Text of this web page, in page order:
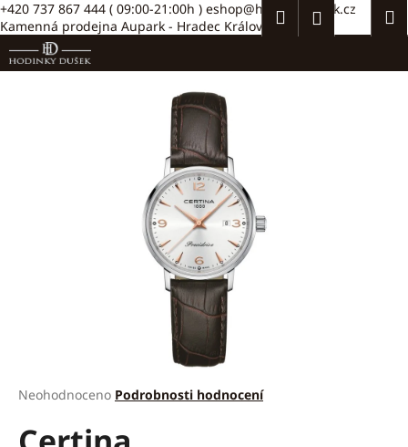
Přejít
na
+420 737 867 444 ( 09:00-21:00h ) eshop@hodinkydusek.cz
Kamenná prodejna Aupark - Hradec Králové >>
HledatPřihlášení
Průměrné
produktu
Neohodnoceno Podrobnosti hodnocení
K
o
š
í
Zpět
Zpět
e
n
a